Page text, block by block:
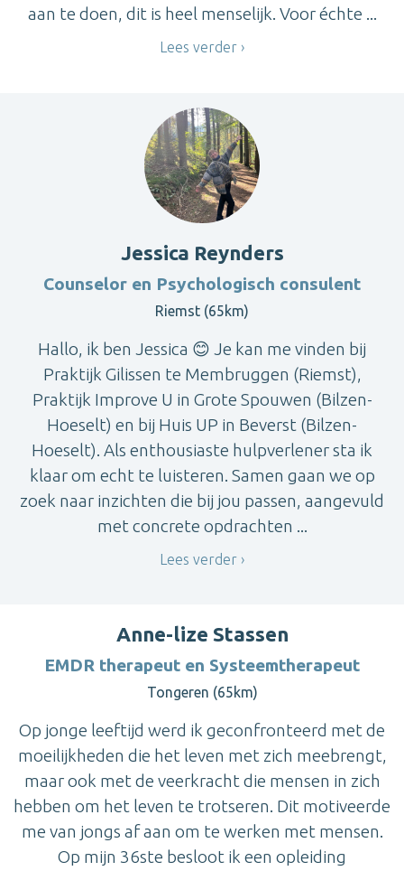
aan te doen, dit is heel menselijk. Voor échte ...
Lees verder
Jessica Reynders
Counselor en Psychologisch consulent
Riemst (65km)
Hallo, ik ben Jessica 😊 Je kan me vinden bij
Praktijk Gilissen te Membruggen (Riemst),
Praktijk Improve U in Grote Spouwen (Bilzen-
Hoeselt) en bij Huis UP in Beverst (Bilzen-
Hoeselt). Als enthousiaste hulpverlener sta ik
klaar om echt te luisteren. Samen gaan we op
zoek naar inzichten die bij jou passen, aangevuld
met concrete opdrachten ...
Lees verder
Anne-lize Stassen
EMDR therapeut en Systeemtherapeut
Tongeren (65km)
Op jonge leeftijd werd ik geconfronteerd met de
moeilijkheden die het leven met zich meebrengt,
maar ook met de veerkracht die mensen in zich
hebben om het leven te trotseren. Dit motiveerde
me van jongs af aan om te werken met mensen.
Op mijn 36ste besloot ik een opleiding